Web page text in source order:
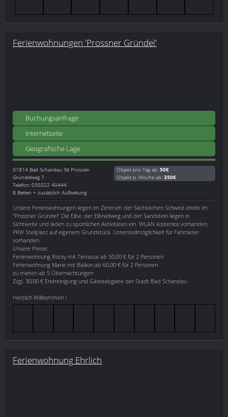
Ferienwohnungen 'Prossner Gründel'
Buchungsanfrage
Internetseite
Geografische Lage
01814 Bad Schandau Stt Prossen
Gründelweg 7
Telefon: 035022 40444
8 Betten + zusätzlich Aufbettung
Objekt pro Tag ab: 50€
Objekt p. Woche ab: 350€
Unsere Ferienwohnungen liegen im Zentrum der Sächsischen Schweiz direkt im
"Prossner Gründel" Die Elbe, der Elbradweg und der Sandstein liegen in
Sichtweite und laden zu sportlichen Aktivitäten ein. WLAN kostenlos vorhanden.
PKW Stellplatz auf eigenem Grundstück. Unterstellmöglichkeit für Fahrräder
vorhanden.
Unsere Preise:
Ferienwohnung Rocky mit Terrasse ab 50,00 € für 2 Personen
Ferienwohnung Marie mit Balkon ab 60,00 € für 2 Personen
zu mieten ab 5 Übernachtungen
Zzgl. 30,00 € Endreinigung und Gästeabgabe der Stadt Bad Schandau
Herzlich Willkommen !
Ferienwohnung Ehrlich